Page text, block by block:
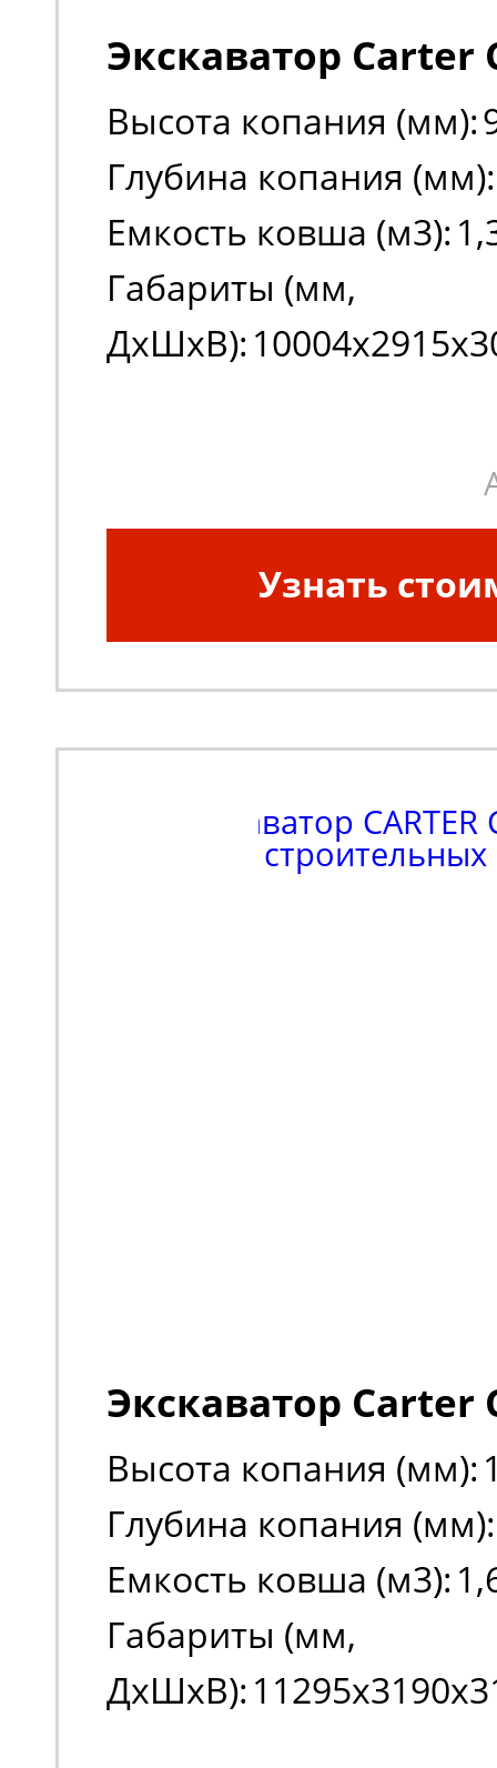
Экскаватор Carter
Высота копания (мм):
Глубина копания (мм):
Емкость ковша (м3):
Габариты (мм,
ДxШxВ):
Узнать
Экскаватор Carter
Высота копания (мм):
Глубина копания (мм):
Емкость ковша (м3):
Габариты (мм,
ДxШxВ):